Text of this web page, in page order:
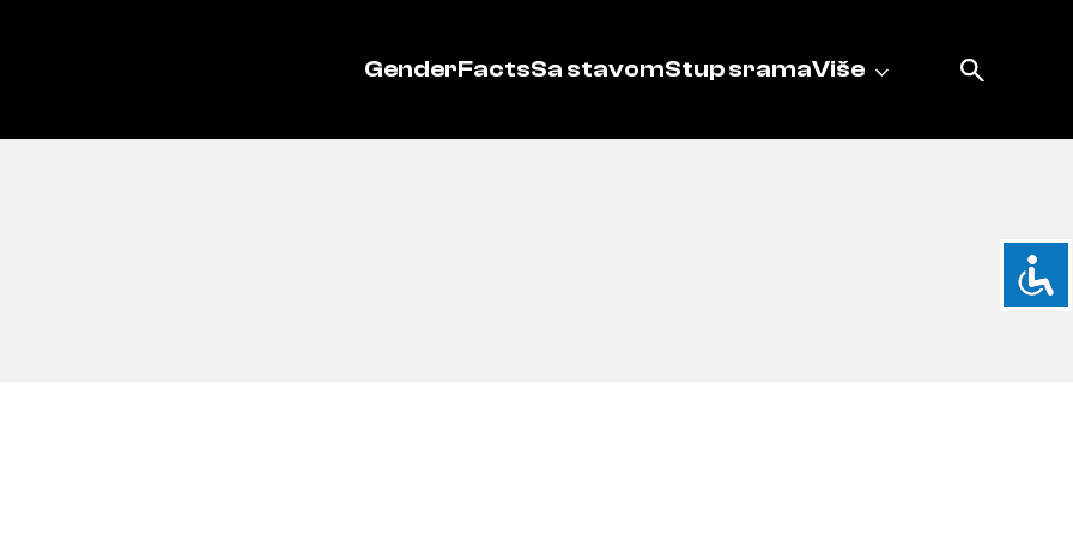
GenderFactsSa stavomStup sramaViše